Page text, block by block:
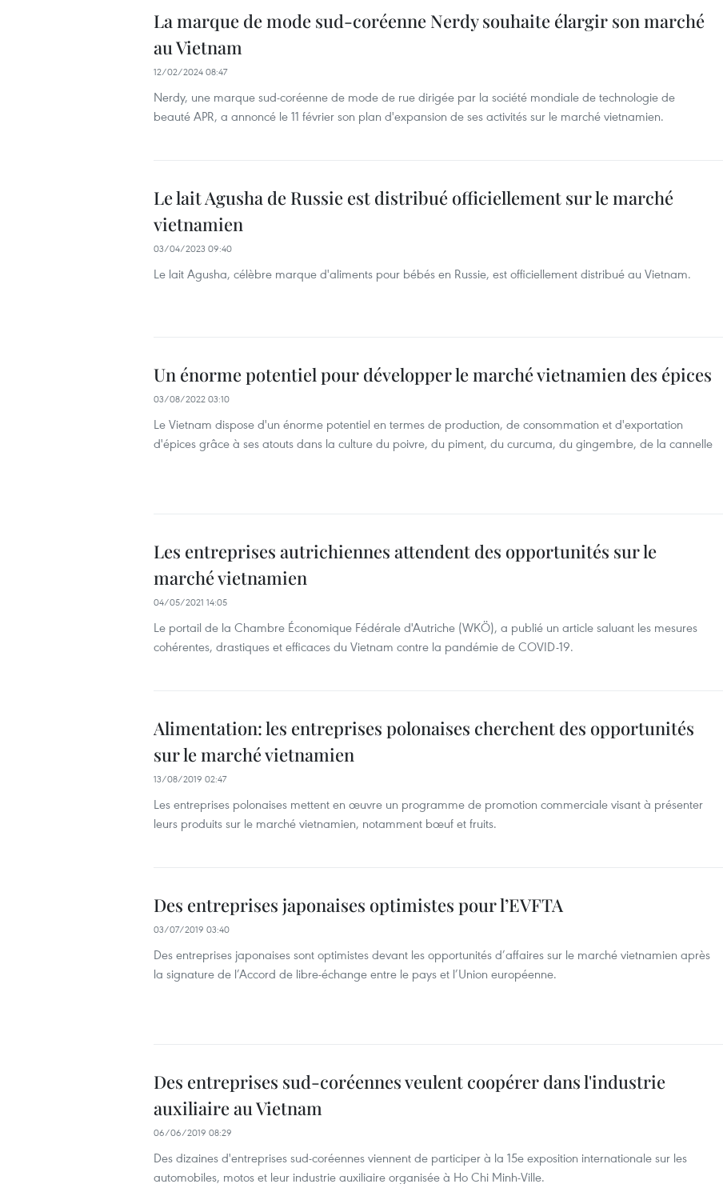
La marque de mode sud-coréenne Nerdy souhaite élargir son marché
au Vietnam
12/02/2024 08:47
Nerdy, une marque sud-coréenne de mode de rue dirigée par la société mondiale de technologie de
beauté APR, a annoncé le 11 février son plan d'expansion de ses activités sur le marché vietnamien.
Le lait Agusha de Russie est distribué officiellement sur le marché
vietnamien
03/04/2023 09:40
Le lait Agusha, célèbre marque d'aliments pour bébés en Russie, est officiellement distribué au Vietnam.
Un énorme potentiel pour développer le marché vietnamien des épices
03/08/2022 03:10
Le Vietnam dispose d'un énorme potentiel en termes de production, de consommation et d'exportation
d'épices grâce à ses atouts dans la culture du poivre, du piment, du curcuma, du gingembre, de la cannelle
Les entreprises autrichiennes attendent des opportunités sur le
marché vietnamien
04/05/2021 14:05
Le portail de la Chambre Économique Fédérale d'Autriche (WKÖ), a publié un article saluant les mesures
cohérentes, drastiques et efficaces du Vietnam contre la pandémie de COVID-19.
Alimentation: les entreprises polonaises cherchent des opportunités
sur le marché vietnamien
13/08/2019 02:47
Les entreprises polonaises mettent en œuvre un programme de promotion commerciale visant à présenter
leurs produits sur le marché vietnamien, notamment bœuf et fruits.
Des entreprises japonaises optimistes pour l’EVFTA
03/07/2019 03:40
Des entreprises japonaises sont optimistes devant les opportunités d’affaires sur le marché vietnamien après
la signature de l’Accord de libre-échange entre le pays et l’Union européenne.
Des entreprises sud-coréennes veulent coopérer dans l'industrie
auxiliaire au Vietnam
06/06/2019 08:29
Des dizaines d'entreprises sud-coréennes viennent de participer à la 15e exposition internationale sur les
automobiles, motos et leur industrie auxiliaire organisée à Ho Chi Minh-Ville.